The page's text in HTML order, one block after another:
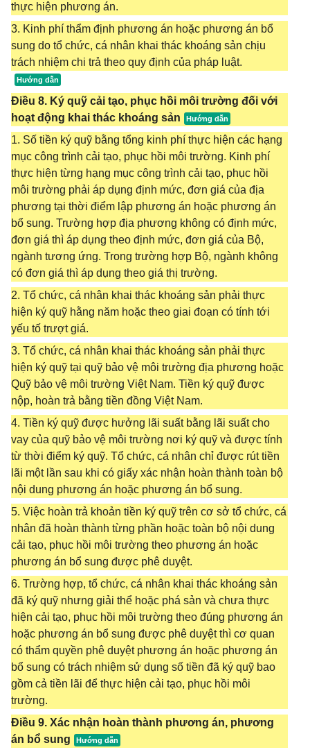
thực hiện phương án.
3. Kinh phí thẩm định phương án hoặc phương án bổ
sung do tổ chức, cá nhân khai thác khoáng sản chịu
trách nhiệm chi trả theo quy định của pháp luật.
Điều 8. Ký quỹ cải tạo, phục hồi môi trường đối với
hoạt động khai thác khoáng sản
1. Số tiền ký quỹ bằng tổng kinh phí thực hiện các hạng
mục công trình cải tạo, phục hồi môi trường. Kinh phí
thực hiện từng hạng mục công trình cải tạo, phục hồi
môi trường phải áp dụng định mức, đơn giá của địa
phương tại thời điểm lập phương án hoặc phương án
bổ sung. Trường hợp địa phương không có định mức,
đơn giá thì áp dụng theo định mức, đơn giá của Bộ,
ngành tương ứng. Trong trường hợp Bộ, ngành không
có đơn giá thì áp dụng theo giá thị trường.
2. Tổ chức, cá nhân khai thác khoáng sản phải thực
hiện ký quỹ hằng năm hoặc theo giai đoạn có tính tới
yếu tố trượt giá.
3. Tổ chức, cá nhân khai thác khoáng sản phải thực
hiện ký quỹ tại quỹ bảo vệ môi trường địa phương hoặc
Quỹ bảo vệ môi trường Việt Nam. Tiền ký quỹ được
nộp, hoàn trả bằng tiền đồng Việt Nam.
4. Tiền ký quỹ được hưởng lãi suất bằng lãi suất cho
vay của quỹ bảo vệ môi trường nơi ký quỹ và được tính
từ thời điểm ký quỹ. Tổ chức, cá nhân chỉ được rút tiền
lãi một lần sau khi có giấy xác nhận hoàn thành toàn bộ
nội dung phương án hoặc phương án bổ sung.
5. Việc hoàn trả khoản tiền ký quỹ trên cơ sở tổ chức, cá
nhân đã hoàn thành từng phần hoặc toàn bộ nội dung
cải tạo, phục hồi môi trường theo phương án hoặc
phương án bổ sung được phê duyệt.
6. Trường hợp, tổ chức, cá nhân khai thác khoáng sản
đã ký quỹ nhưng giải thể hoặc phá sản và chưa thực
hiện cải tạo, phục hồi môi trường theo đúng phương án
hoặc phương án bổ sung được phê duyệt thì cơ quan
có thẩm quyền phê duyệt phương án hoặc phương án
bổ sung có trách nhiệm sử dụng số tiền đã ký quỹ bao
gồm cả tiền lãi để thực hiện cải tạo, phục hồi môi
trường.
Điều 9. Xác nhận hoàn thành phương án, phương
án bổ sung